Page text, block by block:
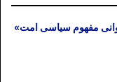
تا بتواند در
مفهوم سیاسی امت»